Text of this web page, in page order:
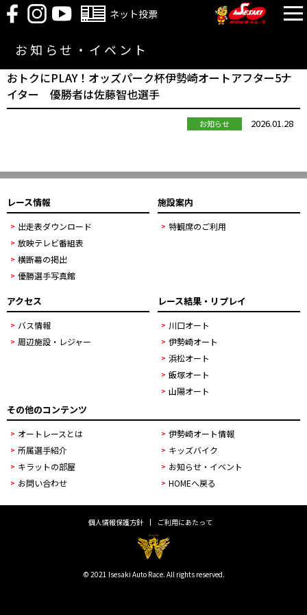
ネット投票
お知らせ・イベント
おトクにPLAY！オッズパーク杯伊勢崎オートアフター5ナ
イター 優勝者は佐藤智也選手
お知らせ 2026.01.28
レース情報
出走表ダウンロード
放映テレビ番組表
横断幕の掲出
優勝選手写真館
施設案内
特観席のご利用
アクセス
バス情報
周辺施設・レジャー
レース結果・リプレイ
川口オート
伊勢崎オート
浜松オート
飯塚オート
山陽オート
その他のコンテンツ
オートレースとは
伊勢崎オート情報
所属選手紹介
キッズバイク
キラットの部屋
お知らせ・イベント
お問い合わせ
HOMEへ戻る
個人情報保護方針 ご利用にあたって
© 2021 Isesaki Auto Race. All rights reserved.